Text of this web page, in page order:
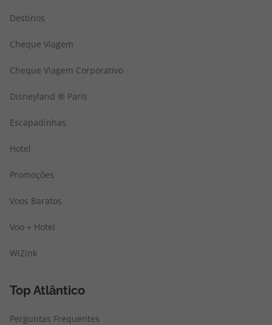
Destinos
Cheque Viagem
Cheque Viagem Corporativo
Disneyland ® Paris
Escapadinhas
Hotel
Promoções
Voos Baratos
Voo + Hotel
WiZink
Top Atlântico
Perguntas Frequentes